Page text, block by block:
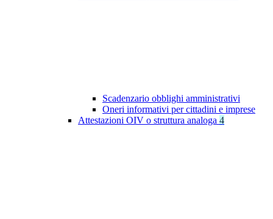
Scadenzario obblighi amministrativi
Oneri informativi per cittadini e imprese
Attestazioni OIV o struttura analoga 4